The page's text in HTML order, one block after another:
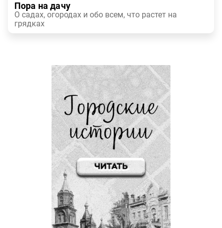
Пора на дачу
О садах, огородах и обо всем, что растет на
грядках